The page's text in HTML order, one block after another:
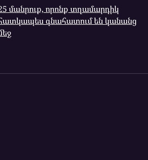
մանրուք, որոնք տղամարդիկ
գնահատում են կանանց